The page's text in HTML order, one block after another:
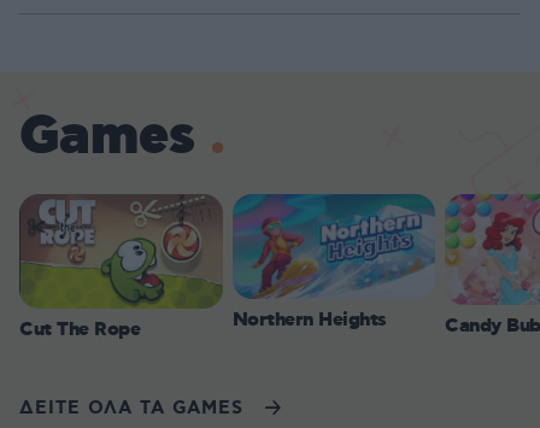
Games
Cut The Rope Northern Heights Candy
ΔΕΙΤΕ ΟΛΑ ΤΑ GAMES